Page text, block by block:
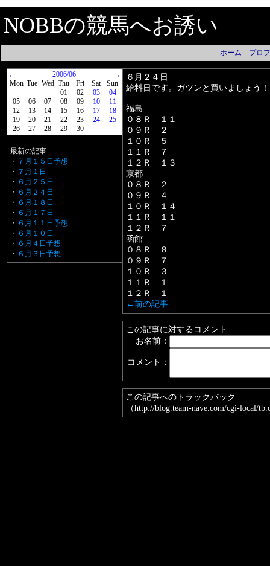
NOBBの競馬へお誘い
ホーム プロ
← 2006/06
→
Mon Tue Wed Thu Fri Sat
Sun
01
02 03
04
05
06 07 08 09 10
11
12
13 14 15 16 17
18
19
20 21 22 23 24
25
26
27 28 29 30
最新の記事
・ ７月１５日予想
・ ７月１日
・ ６月２５日
・ ６月２４日
・ ６月１８日
・ ６月１７日
・ ６月１１日予想
・ ６月１０日
・ ６月４日予想
・ ６月３日予想
６月２４日
給料日です。ガツンと買いましょう！
福島
０８Ｒ １１
０９Ｒ ２
１０Ｒ ５
１１Ｒ ７
１２Ｒ １３
京都
０８Ｒ ２
０９Ｒ ４
１０Ｒ １４
１１Ｒ １１
１２Ｒ ７
函館
０８Ｒ ８
０９Ｒ ７
１０Ｒ ３
１１Ｒ １
１２Ｒ １
←前の記事
この記事に対するコメント
お名前：
コメント：
この記事へのトラックバック
（http://blog.team-nave.com/cgi-local/